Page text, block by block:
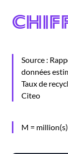
Source :
données
Taux de
Citeo
M =